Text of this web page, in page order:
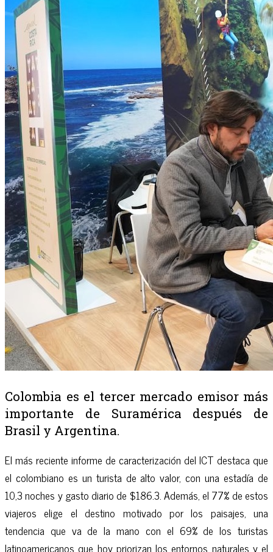
Colombia es el tercer mercado emisor más
importante de Suramérica después de
Brasil y Argentina.
El más reciente informe de caracterización del ICT destaca que
el colombiano es un turista de alto valor, con una estadía de
10,3 noches y gasto diario de $186.3. Además, el 77% de estos
viajeros elige el destino motivado por los paisajes, una
tendencia que va de la mano con el 69% de los turistas
latinoamericanos que hoy priorizan los entornos naturales y el